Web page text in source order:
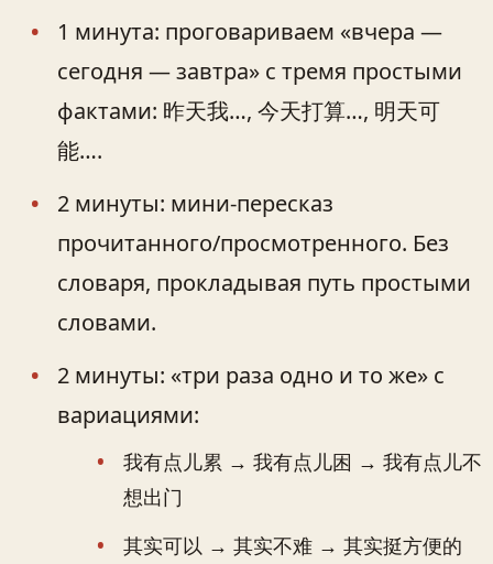
1 минута: проговариваем «вчера —
сегодня — завтра» с тремя простыми
фактами: 昨天我…, 今天打算…, 明天可
能….
2 минуты: мини‑пересказ
прочитанного/просмотренного. Без
словаря, прокладывая путь простыми
словами.
2 минуты: «три раза одно и то же» с
вариациями:
我有点儿累 → 我有点儿困 → 我有点儿不
想出门
其实可以 → 其实不难 → 其实挺方便的